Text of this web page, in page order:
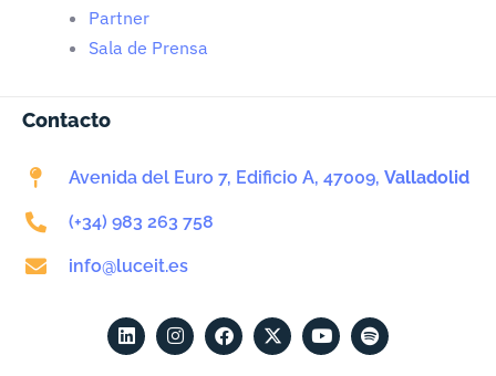
Partner
Sala de Prensa
Contacto
Avenida del Euro 7, Edificio A, 47009, Valladolid
(+34) 983 263 758
info@luceit.es